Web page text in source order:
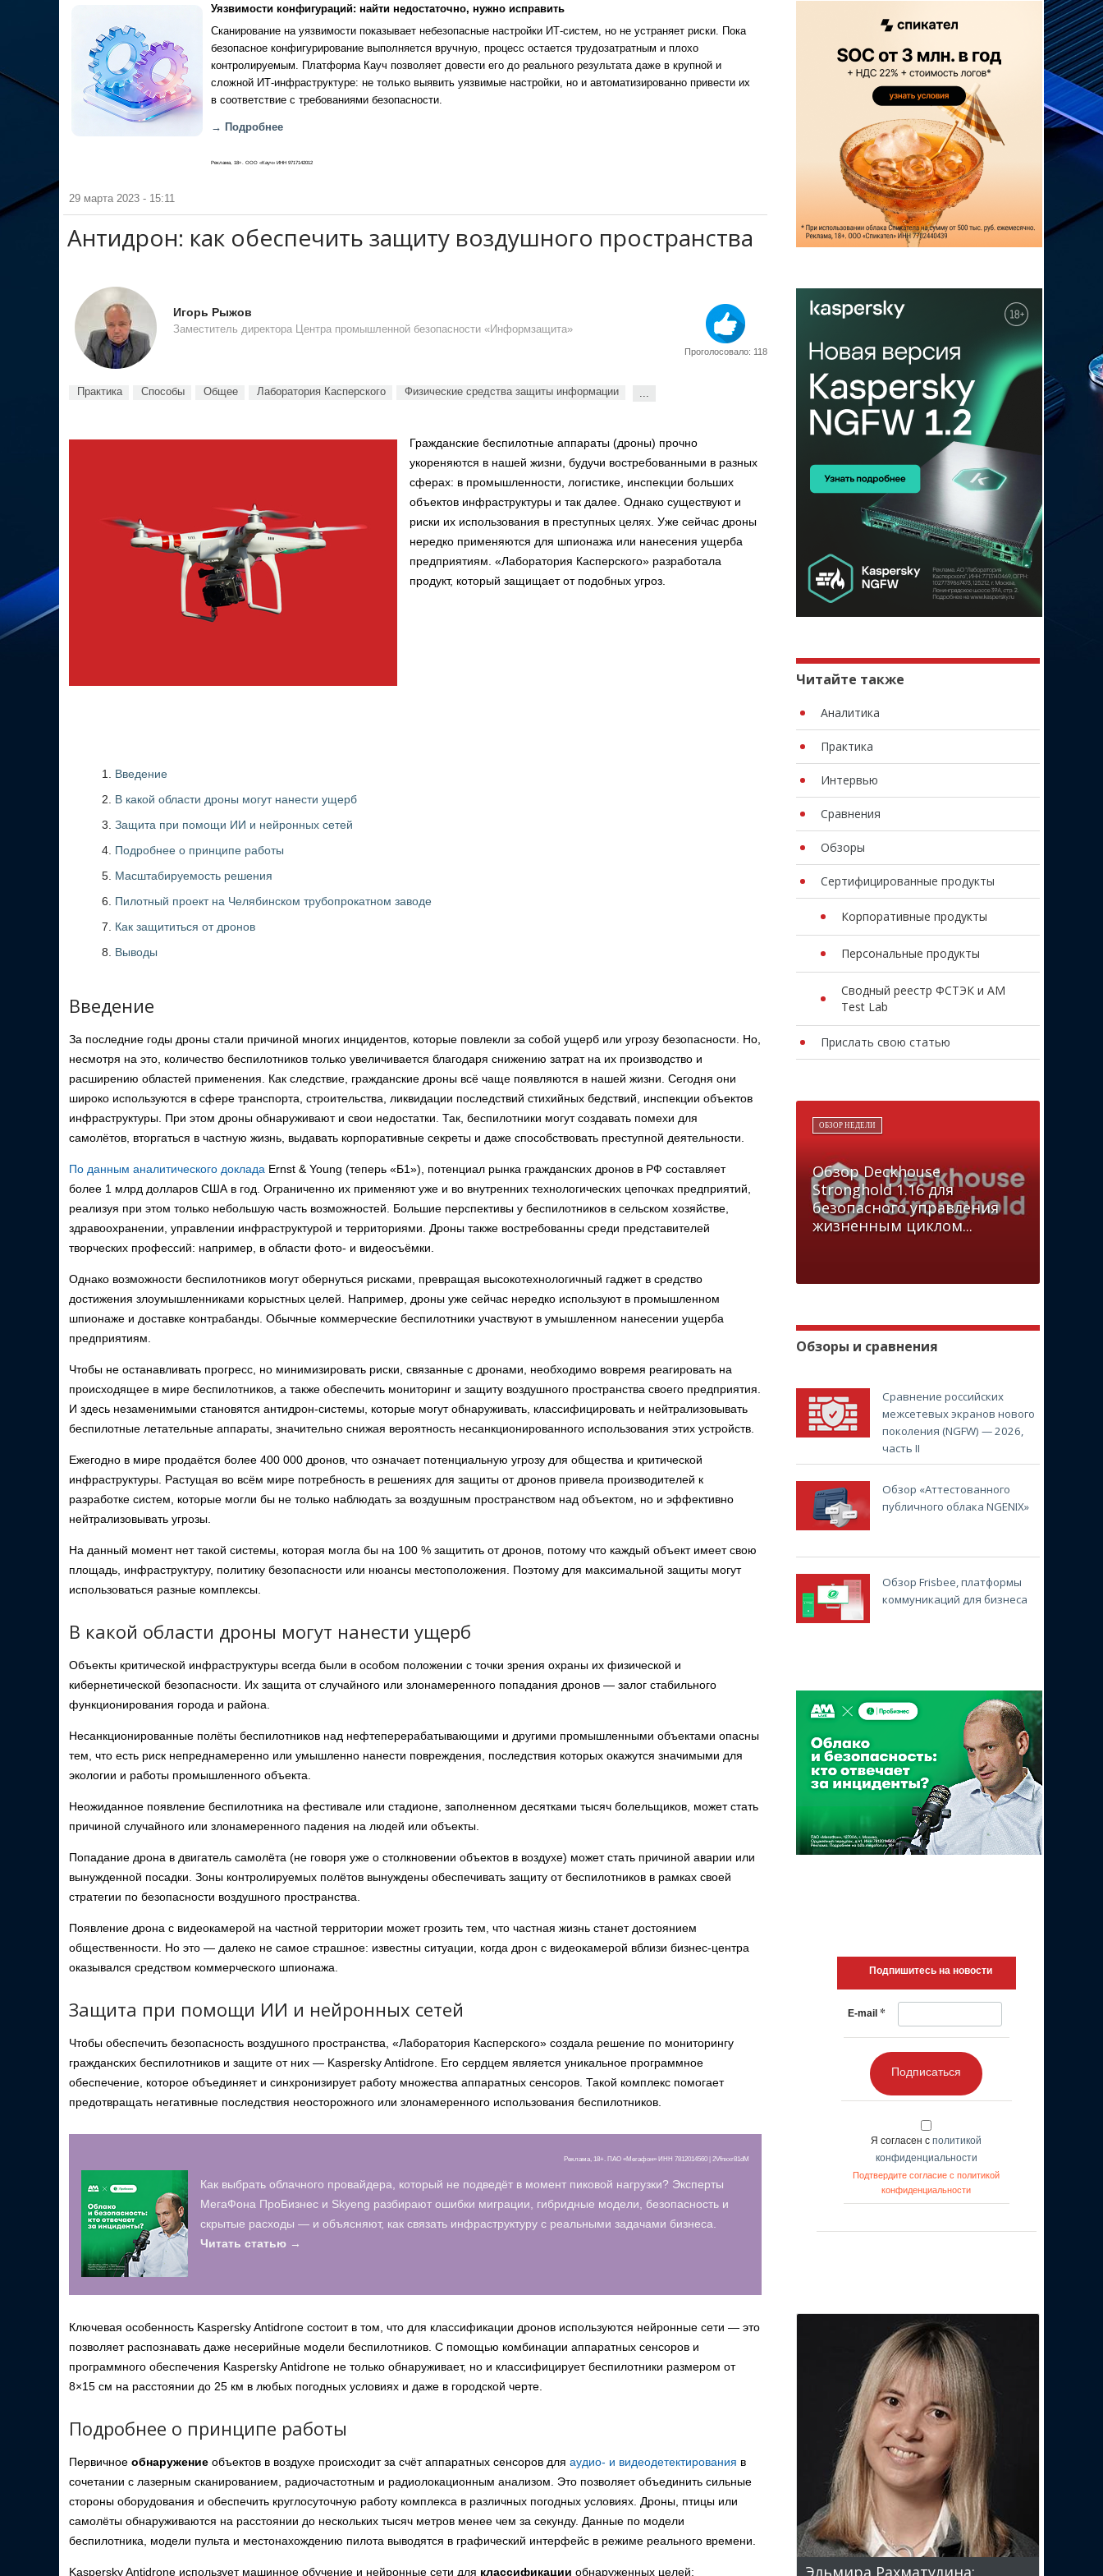
Уязвимости конфигураций: найти недостаточно, нужно исправить
Сканирование на уязвимости показывает небезопасные настройки ИТ-систем, но не устраняет риски. Пока
безопасное конфигурирование выполняется вручную, процесс остается трудозатратным и плохо
контролируемым. Платформа Кауч позволяет довести его до реального результата даже в крупной и
сложной ИТ-инфраструктуре: не только выявить уязвимые настройки, но и автоматизированно привести их
в соответствие с требованиями безопасности.
→ Подробнее
Реклама, 18+. ООО «Кауч» ИНН 9717142012
29 марта 2023 - 15:11
Антидрон: как обеспечить защиту воздушного пространства
Игорь Рыжов
Заместитель директора Центра промышленной безопасности «Информзащита»
Проголосовало: 118
Практика Способы Общее Лаборатория Касперского Физические средства защиты информации ...
Гражданские беспилотные аппараты (дроны) прочно
укореняются в нашей жизни, будучи востребованными в разных
сферах: в промышленности, логистике, инспекции больших
объектов инфраструктуры и так далее. Однако существуют и
риски их использования в преступных целях. Уже сейчас дроны
нередко применяются для шпионажа или нанесения ущерба
предприятиям. «Лаборатория Касперского» разработала
продукт, который защищает от подобных угроз.
Введение
В какой области дроны могут нанести ущерб
Защита при помощи ИИ и нейронных сетей
Подробнее о принципе работы
Масштабируемость решения
Пилотный проект на Челябинском трубопрокатном заводе
Как защититься от дронов
Выводы
Введение
За последние годы дроны стали причиной многих инцидентов, которые повлекли за собой ущерб или угрозу безопасности. Но,
несмотря на это, количество беспилотников только увеличивается благодаря снижению затрат на их производство и
расширению областей применения. Как следствие, гражданские дроны всё чаще появляются в нашей жизни. Сегодня они
широко используются в сфере транспорта, строительства, ликвидации последствий стихийных бедствий, инспекции объектов
инфраструктуры. При этом дроны обнаруживают и свои недостатки. Так, беспилотники могут создавать помехи для
самолётов, вторгаться в частную жизнь, выдавать корпоративные секреты и даже способствовать преступной деятельности.
По данным аналитического доклада Ernst & Young (теперь «Б1»), потенциал рынка гражданских дронов в РФ составляет
более 1 млрд долларов США в год. Ограниченно их применяют уже и во внутренних технологических цепочках предприятий,
реализуя при этом только небольшую часть возможностей. Большие перспективы у беспилотников в сельском хозяйстве,
здравоохранении, управлении инфраструктурой и территориями. Дроны также востребованны среди представителей
творческих профессий: например, в области фото- и видеосъёмки.
Однако возможности беспилотников могут обернуться рисками, превращая высокотехнологичный гаджет в средство
достижения злоумышленниками корыстных целей. Например, дроны уже сейчас нередко используют в промышленном
шпионаже и доставке контрабанды. Обычные коммерческие беспилотники участвуют в умышленном нанесении ущерба
предприятиям.
Чтобы не останавливать прогресс, но минимизировать риски, связанные с дронами, необходимо вовремя реагировать на
происходящее в мире беспилотников, а также обеспечить мониторинг и защиту воздушного пространства своего предприятия.
И здесь незаменимыми становятся антидрон-системы, которые могут обнаруживать, классифицировать и нейтрализовывать
беспилотные летательные аппараты, значительно снижая вероятность несанкционированного использования этих устройств.
Ежегодно в мире продаётся более 400 000 дронов, что означает потенциальную угрозу для общества и критической
инфраструктуры. Растущая во всём мире потребность в решениях для защиты от дронов привела производителей к
разработке систем, которые могли бы не только наблюдать за воздушным пространством над объектом, но и эффективно
нейтрализовывать угрозы.
На данный момент нет такой системы, которая могла бы на 100 % защитить от дронов, потому что каждый объект имеет свою
площадь, инфраструктуру, политику безопасности или нюансы местоположения. Поэтому для максимальной защиты могут
использоваться разные комплексы.
В какой области дроны могут нанести ущерб
Объекты критической инфраструктуры всегда были в особом положении с точки зрения охраны их физической и
кибернетической безопасности. Их защита от случайного или злонамеренного попадания дронов — залог стабильного
функционирования города и района.
Несанкционированные полёты беспилотников над нефтеперерабатывающими и другими промышленными объектами опасны
тем, что есть риск непреднамеренно или умышленно нанести повреждения, последствия которых окажутся значимыми для
экологии и работы промышленного объекта.
Неожиданное появление беспилотника на фестивале или стадионе, заполненном десятками тысяч болельщиков, может стать
причиной случайного или злонамеренного падения на людей или объекты.
Попадание дрона в двигатель самолёта (не говоря уже о столкновении объектов в воздухе) может стать причиной аварии или
вынужденной посадки. Зоны контролируемых полётов вынуждены обеспечивать защиту от беспилотников в рамках своей
стратегии по безопасности воздушного пространства.
Появление дрона с видеокамерой на частной территории может грозить тем, что частная жизнь станет достоянием
общественности. Но это — далеко не самое страшное: известны ситуации, когда дрон с видеокамерой вблизи бизнес-центра
оказывался средством коммерческого шпионажа.
Защита при помощи ИИ и нейронных сетей
Чтобы обеспечить безопасность воздушного пространства, «Лаборатория Касперского» создала решение по мониторингу
гражданских беспилотников и защите от них — Kaspersky Antidronе. Его сердцем является уникальное программное
обеспечение, которое объединяет и синхронизирует работу множества аппаратных сенсоров. Такой комплекс помогает
предотвращать негативные последствия неосторожного или злонамеренного использования беспилотников.
Реклама, 18+. ПАО «Мегафон» ИНН 7812014560 | 2Vfnxxr81dM
Как выбрать облачного провайдера, который не подведёт в момент пиковой нагрузки? Эксперты
МегаФона ПроБизнес и Skyeng разбирают ошибки миграции, гибридные модели, безопасность и
скрытые расходы — и объясняют, как связать инфраструктуру с реальными задачами бизнеса.
Читать статью →
Ключевая особенность Kaspersky Antidrone состоит в том, что для классификации дронов используются нейронные сети — это
позволяет распознавать даже несерийные модели беспилотников. С помощью комбинации аппаратных сенсоров и
программного обеспечения Kaspersky Antidrone не только обнаруживает, но и классифицирует беспилотники размером от
8×15 см на расстоянии до 25 км в любых погодных условиях и даже в городской черте.
Подробнее о принципе работы
Первичное обнаружение объектов в воздухе происходит за счёт аппаратных сенсоров для аудио- и видеодетектирования в
сочетании с лазерным сканированием, радиочастотным и радиолокационным анализом. Это позволяет объединить сильные
стороны оборудования и обеспечить круглосуточную работу комплекса в различных погодных условиях. Дроны, птицы или
самолёты обнаруживаются на расстоянии до нескольких тысяч метров менее чем за секунду. Данные по модели
беспилотника, модели пульта и местонахождению пилота выводятся в графический интерфейс в режиме реального времени.
Kaspersky Antidrone использует машинное обучение и нейронные сети для классификации обнаруженных целей:
Читайте также
Аналитика
Практика
Интервью
Сравнения
Обзоры
Сертифицированные продукты
Корпоративные продукты
Персональные продукты
Сводный реестр ФСТЭК и AM
Test Lab
Прислать свою статью
ОБЗОР НЕДЕЛИ
Обзор Deckhouse
Stronghold 1.16 для
безопасного управления
жизненным циклом...
Обзоры и сравнения
Сравнение российских
межсетевых экранов нового
поколения (NGFW) — 2026,
часть II
Обзор «Аттестованного
публичного облака NGENIX»
Обзор Frisbee, платформы
коммуникаций для бизнеса
Подпишитесь на новости
E-mail *
Подписаться
Я согласен с политикой
конфиденциальности
Подтвердите согласие с политикой
конфиденциальности
Эльмира Рахматулина: